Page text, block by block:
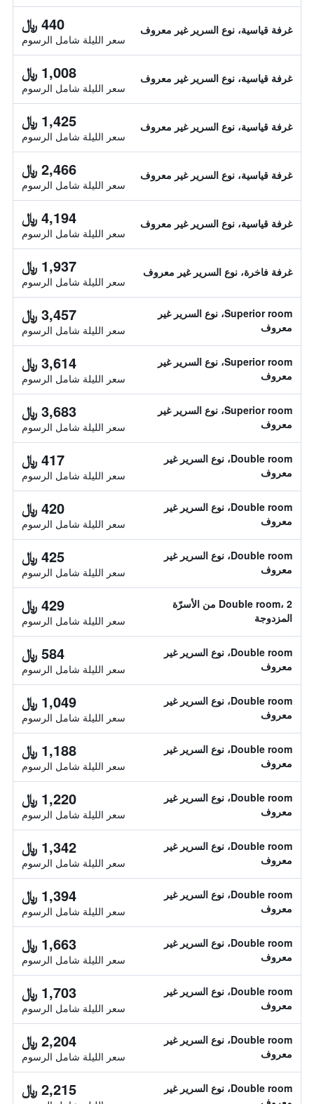
غرفة قياسية، نوع السرير غير معروف 440 ﷼
سعر الليلة شامل الرسوم
غرفة قياسية، نوع السرير غير معروف 1,008 ﷼
سعر الليلة شامل الرسوم
غرفة قياسية، نوع السرير غير معروف 1,425 ﷼
سعر الليلة شامل الرسوم
غرفة قياسية، نوع السرير غير معروف 2,466 ﷼
سعر الليلة شامل الرسوم
غرفة قياسية، نوع السرير غير معروف 4,194 ﷼
سعر الليلة شامل الرسوم
غرفة فاخرة، نوع السرير غير معروف 1,937 ﷼
سعر الليلة شامل الرسوم
Superior room، نوع السرير غير
معروف
3,457 ﷼
سعر الليلة شامل الرسوم
Superior room، نوع السرير غير
معروف
3,614 ﷼
سعر الليلة شامل الرسوم
Superior room، نوع السرير غير
معروف
3,683 ﷼
سعر الليلة شامل الرسوم
Double room، نوع السرير غير
معروف
417 ﷼
سعر الليلة شامل الرسوم
Double room، نوع السرير غير
معروف
420 ﷼
سعر الليلة شامل الرسوم
Double room، نوع السرير غير
معروف
425 ﷼
سعر الليلة شامل الرسوم
Double room، 2 من الأسرّة
المزدوجة
429 ﷼
سعر الليلة شامل الرسوم
Double room، نوع السرير غير
معروف
584 ﷼
سعر الليلة شامل الرسوم
Double room، نوع السرير غير
معروف
1,049 ﷼
سعر الليلة شامل الرسوم
Double room، نوع السرير غير
معروف
1,188 ﷼
سعر الليلة شامل الرسوم
Double room، نوع السرير غير
معروف
1,220 ﷼
سعر الليلة شامل الرسوم
Double room، نوع السرير غير
معروف
1,342 ﷼
سعر الليلة شامل الرسوم
Double room، نوع السرير غير
معروف
1,394 ﷼
سعر الليلة شامل الرسوم
Double room، نوع السرير غير
معروف
1,663 ﷼
سعر الليلة شامل الرسوم
Double room، نوع السرير غير
معروف
1,703 ﷼
سعر الليلة شامل الرسوم
Double room، نوع السرير غير
معروف
2,204 ﷼
سعر الليلة شامل الرسوم
Double room، نوع السرير غير
2,215 ﷼